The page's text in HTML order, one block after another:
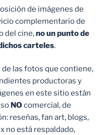
de imágenes de
complementario de
del cine,no un punto de
carteles.
las fotos que contiene,
productoras y
en este sitio están
NO comercial, de
reseñas, fan art, blogs,
no está respaldado,